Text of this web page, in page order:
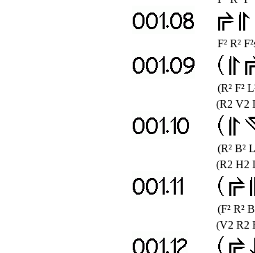
F² R²
(R² F²
(R2 V2
(R² B²
(R2 H2
(F² R²
(V2 R2